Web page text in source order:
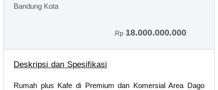
Bandung Kota
Rp 18.000.000.000
Deskripsi dan Spesifikasi
Rumah plus Kafe di Premium dan Komersial Area Dago